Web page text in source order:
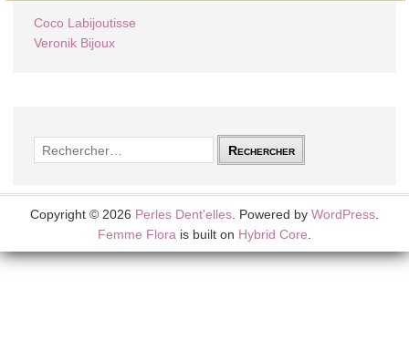
Coco Labijoutisse
Veronik Bijoux
Rechercher :
Copyright © 2026 Perles Dent'elles . Powered by WordPress
Femme Flora is built on Hybrid Core